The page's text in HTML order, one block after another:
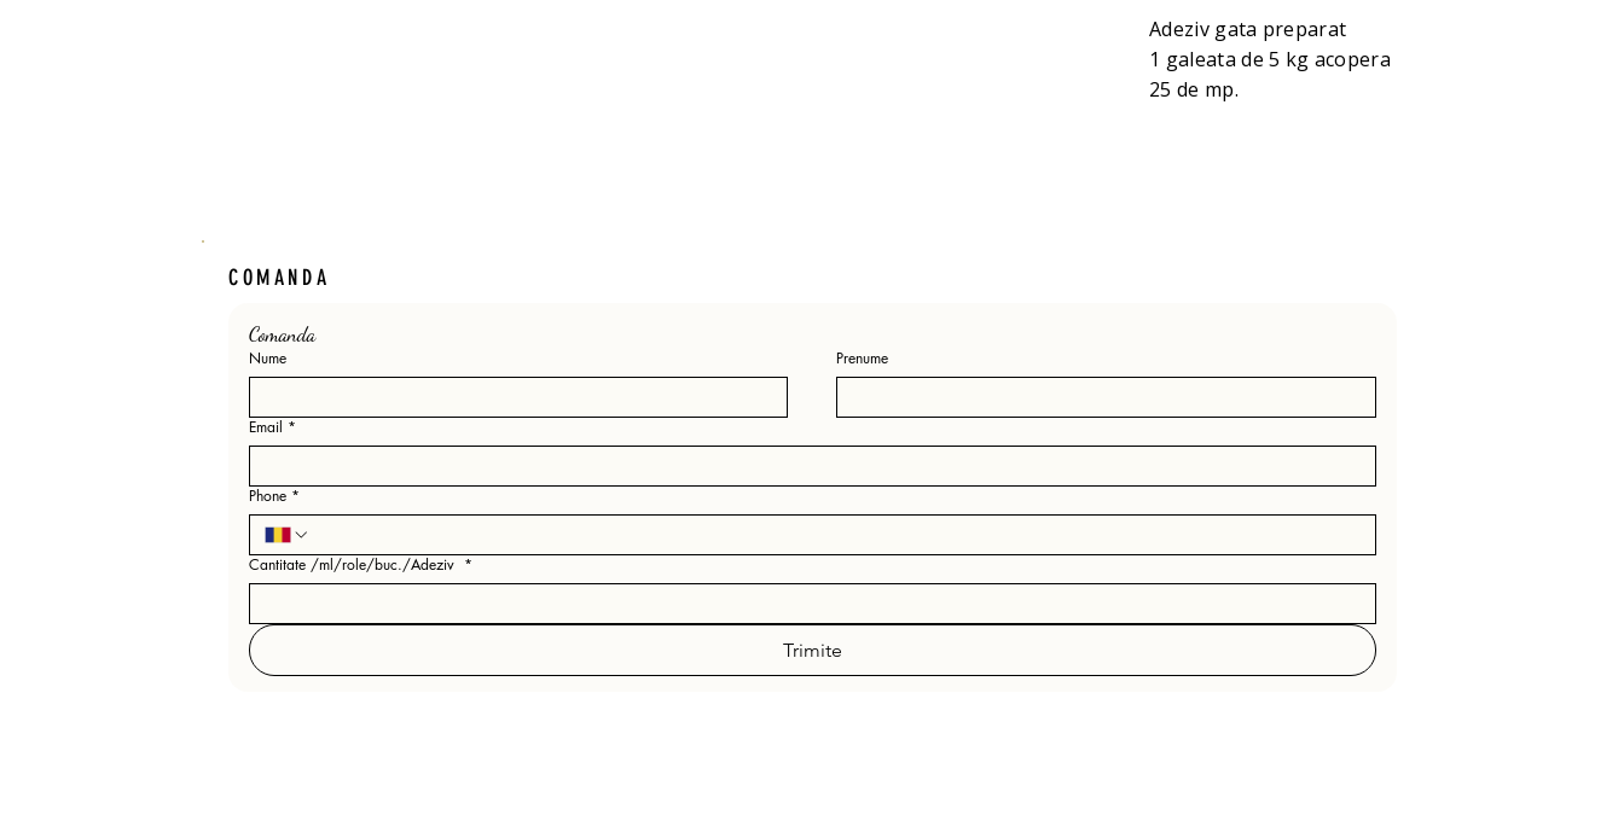
Adeziv gata preparat
1 galeata de 5 kg acopera
25 de mp.
COMANDA
Comanda
Nume Prenume
Email *
Phone *
Cantitate /ml/role/buc./Adeziv *
Trimite